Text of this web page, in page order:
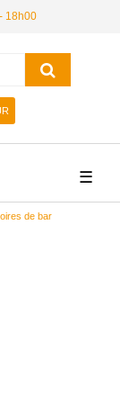
18h00
☰
de bar